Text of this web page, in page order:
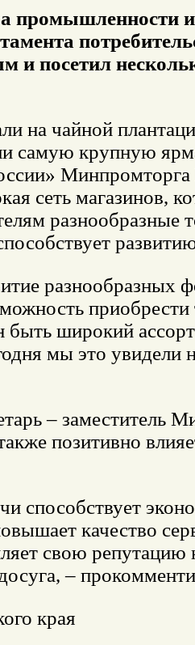
промышленности
посетил
на чайной
самую крупную
сеть магазинов,
разнообразные
разнообразных
широкий
мы это увидели
– заместитель
позитивно
способствует
качество
свою репутацию
–
края